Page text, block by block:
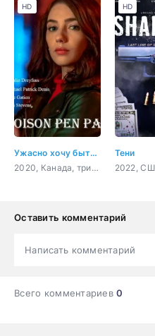
Ужасно хочу быть тобой
2020, Канада, триллер
HD
Тени
HD
Оставить комментарий
Написать комментарий
Всего комментариев0